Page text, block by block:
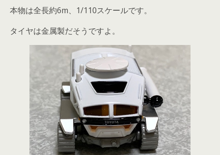
本物は全長約6m、1/110スケールです。
タイヤは金属製だそうですよ。